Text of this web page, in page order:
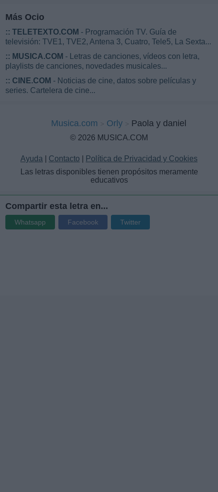
Más Ocio
:: TELETEXTO.COM - Programación TV. Guía de
televisión: TVE1, TVE2, Antena 3, Cuatro, Tele5, La Sexta...
:: MUSICA.COM - Letras de canciones, vídeos con letra,
playlists de canciones, novedades musicales...
:: CINE.COM - Noticias de cine, datos sobre películas y
series. Cartelera de cine...
Musica.com Orly Paola y daniel
© 2026 MUSICA.COM
Ayuda Contacto
Política de Privacidad y Cookies
Las letras disponibles tienen propósitos meramente
educativos
Compartir esta letra en...
Whatsapp Facebook Twitter